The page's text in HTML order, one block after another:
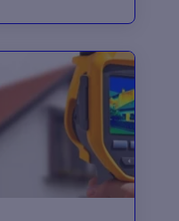
logements
?